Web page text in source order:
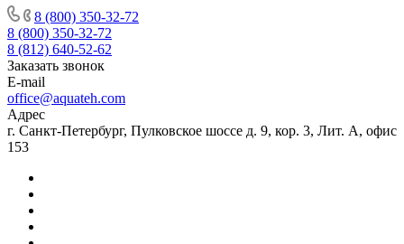
8 (800) 350-32-72
8 (800) 350-32-72
8 (812) 640-52-62
Заказать звонок
E-mail
office@aquateh.com
Адрес
г. Санкт-Петербург, Пулковское шоссе д. 9, кор. 3, Лит. А, офис
153